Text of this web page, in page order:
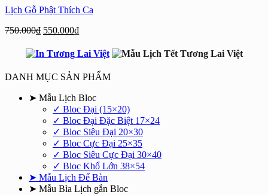
Lịch Gỗ Phật Thích Ca
750.000₫ Giá
là:
750.000₫.
550.000₫Giá
tại
550.000₫.
DANH MỤC SẢN PHẨM
➤ Mẫu Lịch Bloc
✓ Bloc Đại (15×20)
✓ Bloc Đại Đặc Biệt 17×24
✓ Bloc Siêu Đại 20×30
✓ Bloc Cực Đại 25×35
✓ Bloc Siêu Cực Đại 30×40
✓ Bloc Khổ Lớn 38×54
➤ Mẫu Lịch Để Bàn
➤ Mẫu Bìa Lịch gắn Bloc